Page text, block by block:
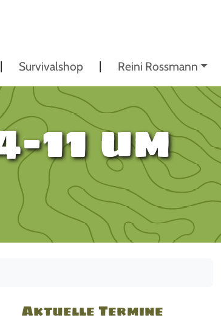
Survivalshop Reini Rossmann
um
Aktuelle Termine